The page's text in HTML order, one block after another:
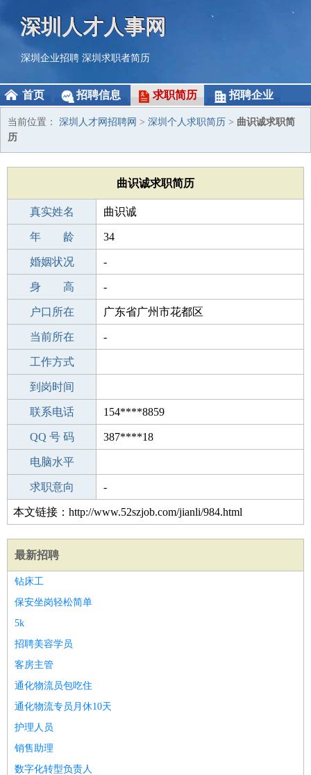
深圳人才人事网
深圳企业招聘 深圳求职者简历
首页 招聘信息 求职简历 招聘企业
当前位置： 深圳人才网招聘网 > 深圳个人求职简历 > 曲识诚求职简
历
曲识诚求职简历
真实姓名 曲识诚
性 别 男
年 龄 34
出生年月 1992-07-05
婚姻状况 -
学 历 高中
身 高 -
毕业学校 黄冈罗铺中学
户口所在 广东省广州市花都区
所学专业 -
当前所在 -
工作经验
工作方式
驾 照
到岗时间
期望月薪
联系电话 154****8859
手机号码 154****8859
QQ 号 码 387****18
微信号码
电脑水平
外语水平
求职意向 -
本文链接：http://www.52szjob.com/jianli/984.html
最新招聘
钻床工
保安坐岗轻松简单
5k
招聘美容学员
客房主管
通化物流员包吃住
通化物流专员月休10天
护理人员
销售助理
数字化转型负责人